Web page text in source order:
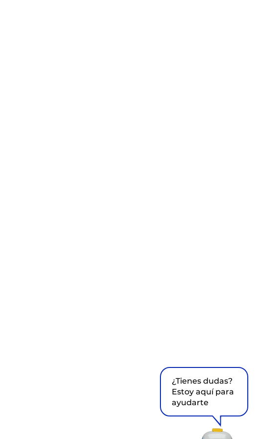
¿Tienes dudas?
Estoy aquí para
ayudarte